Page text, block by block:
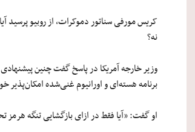
کریس مورفی سناتور دموکرات، از روبیو پرسید
نه؟
وزیر خارجه آمریکا در پاسخ گفت چنین
برنامه هسته‌ای و اورانیوم غنی‌شده امکان‌پذیر
او گفت: «آیا فقط در ازای بازگشایی تنگه